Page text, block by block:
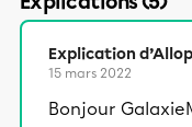
Explication
15 mars 2022
Bonjour